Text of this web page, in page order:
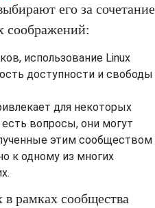
его за сочетание
соображений:
использование Linux
доступности и свободы
для некоторых
есть вопросы, они могут
этим сообществом
к одному из многих
рамках сообщества